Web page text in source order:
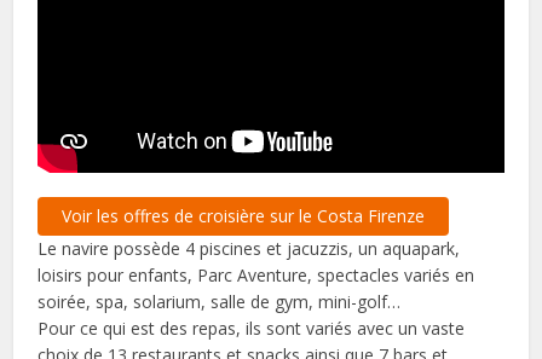
Voir les offres de croisière sur le Costa Firenze
Le navire possède 4 piscines et jacuzzis, un aquapark,
loisirs pour enfants, Parc Aventure, spectacles variés en
soirée, spa, solarium, salle de gym, mini-golf…
Pour ce qui est des repas, ils sont variés avec un vaste